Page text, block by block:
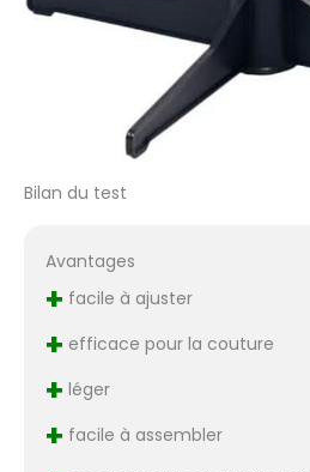
Bilan du test
Avantages
+ facile à ajuster
+ efficace pour la couture
+ léger
+ facile à assembler